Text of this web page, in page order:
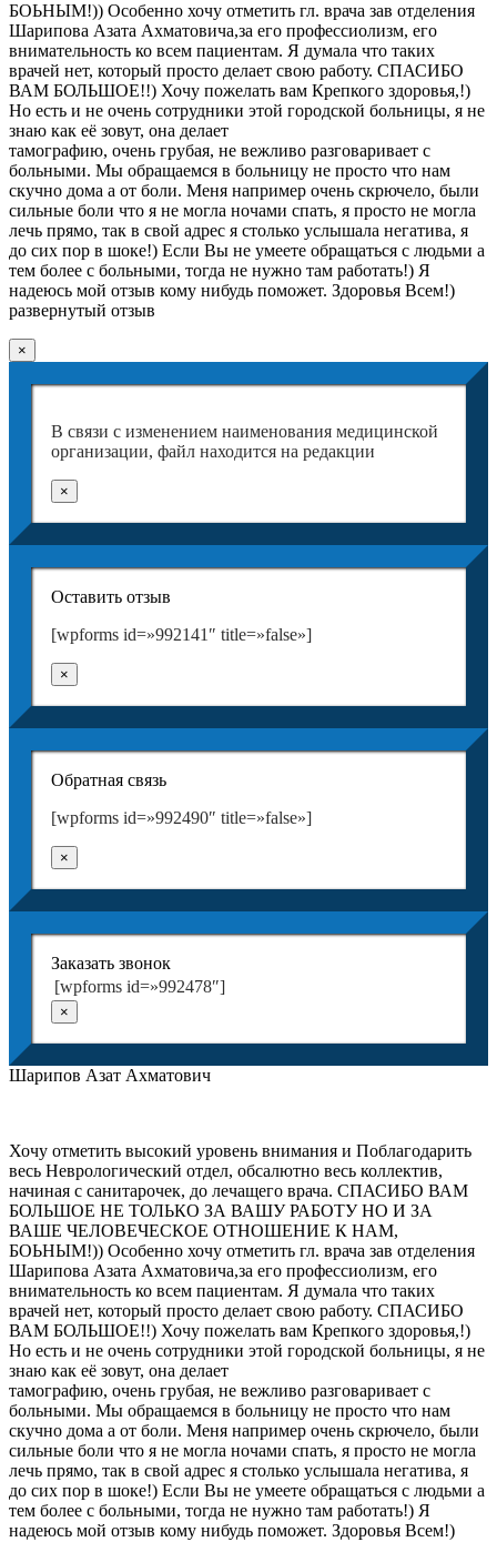
БОЬНЫМ!)) Особенно хочу отметить гл. врача зав отделения
Шарипова Азата Ахматовича,за его профессиолизм, его
внимательность ко всем пациентам. Я думала что таких
врачей нет, который просто делает свою работу. СПАСИБО
ВАМ БОЛЬШОЕ!!) Хочу пожелать вам Крепкого здоровья,!)
Но есть и не очень сотрудники этой городской больницы, я не
знаю как её зовут, она делает
тамографию, очень грубая, не вежливо разговаривает с
больными. Мы обращаемся в больницу не просто что нам
скучно дома а от боли. Меня например очень скрючело, были
сильные боли что я не могла ночами спать, я просто не могла
лечь прямо, так в свой адрес я столько услышала негатива, я
до сих пор в шоке!) Если Вы не умеете обращаться с людьми а
тем более с больными, тогда не нужно там работать!) Я
надеюсь мой отзыв кому нибудь поможет. Здоровья Всем!)
развернутый отзыв
×
В связи с изменением наименования медицинской
организации, файл находится на редакции
×
Оставить отзыв
[wpforms id=»992141″ title=»false»]
×
Обратная связь
[wpforms id=»992490″ title=»false»]
×
Заказать звонок
[wpforms id=»992478″]
×
Шарипов Азат Ахматович
Хочу отметить высокий уровень внимания и Поблагодарить
весь Неврологический отдел, обсалютно весь коллектив,
начиная с санитарочек, до лечащего врача. СПАСИБО ВАМ
БОЛЬШОЕ НЕ ТОЛЬКО ЗА ВАШУ РАБОТУ НО И ЗА
ВАШЕ ЧЕЛОВЕЧЕСКОЕ ОТНОШЕНИЕ К НАМ,
БОЬНЫМ!)) Особенно хочу отметить гл. врача зав отделения
Шарипова Азата Ахматовича,за его профессиолизм, его
внимательность ко всем пациентам. Я думала что таких
врачей нет, который просто делает свою работу. СПАСИБО
ВАМ БОЛЬШОЕ!!) Хочу пожелать вам Крепкого здоровья,!)
Но есть и не очень сотрудники этой городской больницы, я не
знаю как её зовут, она делает
тамографию, очень грубая, не вежливо разговаривает с
больными. Мы обращаемся в больницу не просто что нам
скучно дома а от боли. Меня например очень скрючело, были
сильные боли что я не могла ночами спать, я просто не могла
лечь прямо, так в свой адрес я столько услышала негатива, я
до сих пор в шоке!) Если Вы не умеете обращаться с людьми а
тем более с больными, тогда не нужно там работать!) Я
надеюсь мой отзыв кому нибудь поможет. Здоровья Всем!)